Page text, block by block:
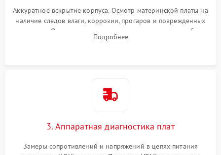
Аккуратное вскрытие корпуса. Осмотр материнской платы на
наличие следов влаги, коррозии, прогаров и поврежденных
элементов. Оценка состояния системы охлаждения, турбины
кулера и степени загрязнения радиатора пылью.
Подробнее
3. Аппаратная диагностика плат
Замеры сопротивлений и напряжений в цепях питания